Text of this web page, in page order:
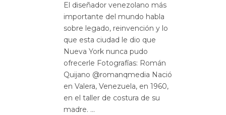
El diseñador venezolano más
importante del mundo habla
sobre legado, reinvención y lo
que esta ciudad le dio que
Nueva York nunca pudo
ofrecerle Fotografías: Román
Quijano @romanqmedia Nació
en Valera, Venezuela, en 1960,
en el taller de costura de su
madre.